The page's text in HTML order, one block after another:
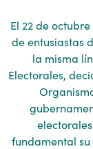
El 22 de
de entusiastas
la misma
Electorales,
fundamental